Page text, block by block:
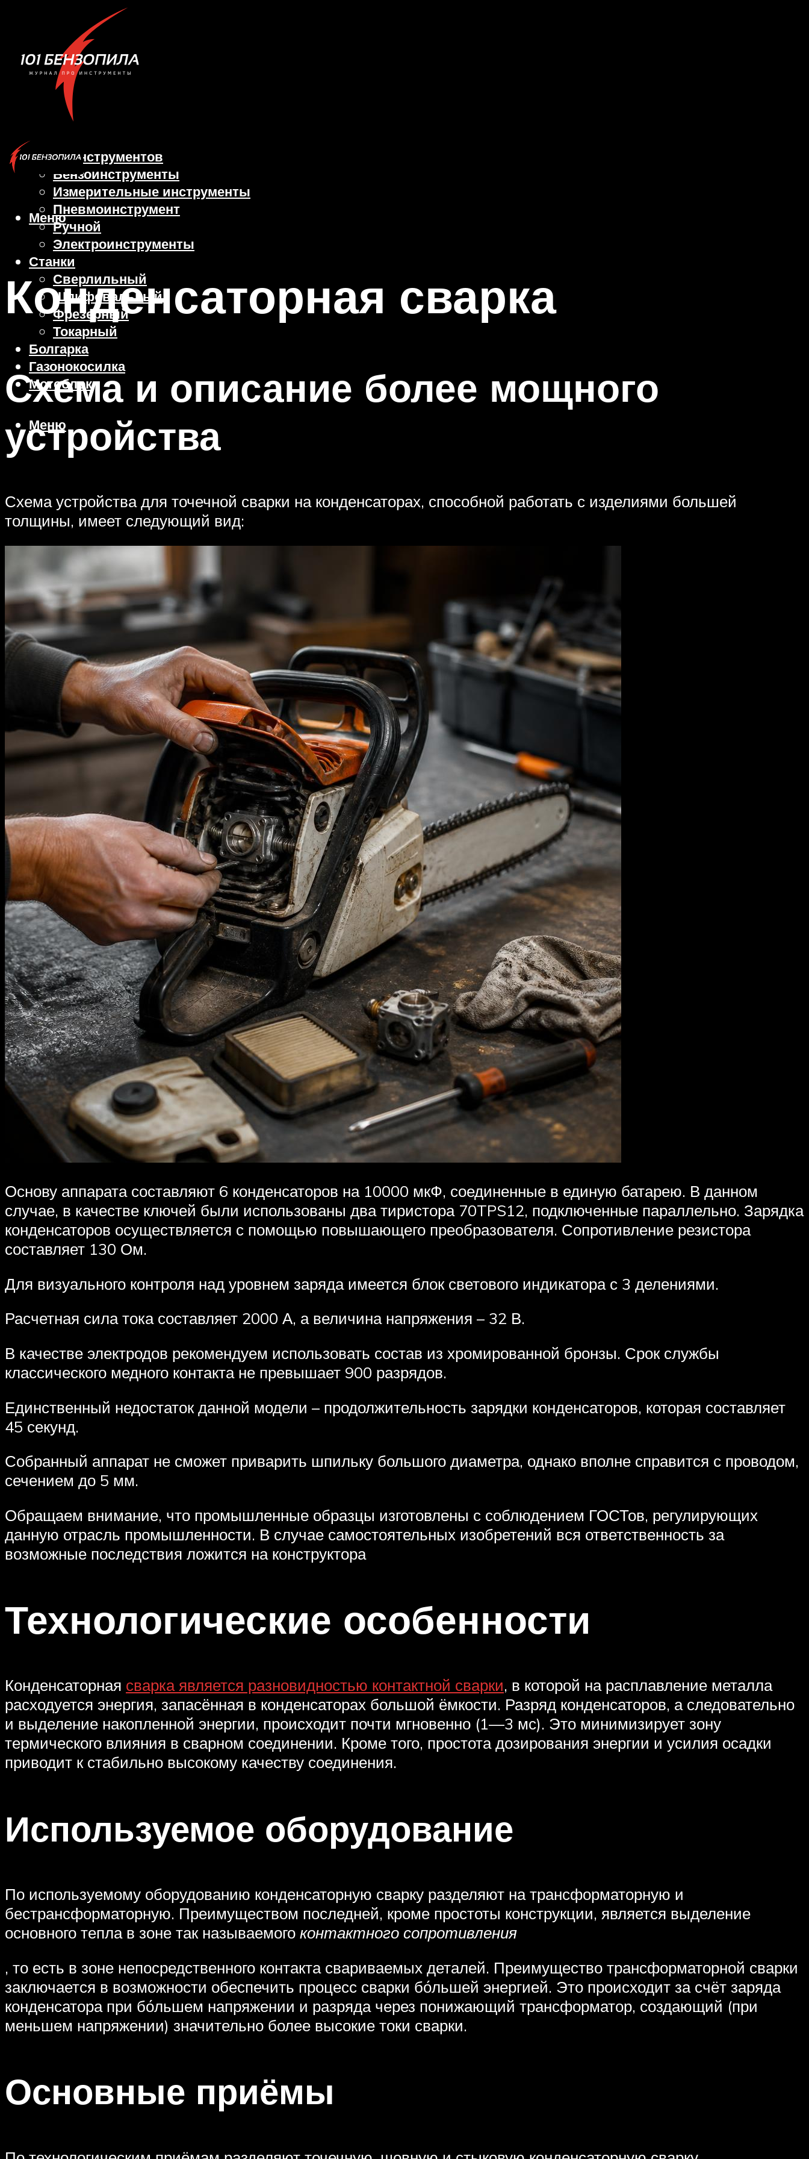
Виды инструментов
Бензоинструменты
Измерительные инструменты
Пневмоинструмент
Ручной
Электроинструменты
Станки
Сверлильный
Шлифовальный
Фрезерный
Токарный
Болгарка
Газонокосилка
Мотоблок
Меню
Меню
Конденсаторная сварка
Схема и описание более мощного
устройства
Схема устройства для точечной сварки на конденсаторах, способной работать с изделиями большей
толщины, имеет следующий вид:
Основу аппарата составляют 6 конденсаторов на 10000 мкФ, соединенные в единую батарею. В данном
случае, в качестве ключей были использованы два тиристора 70TPS12, подключенные параллельно. Зарядка
конденсаторов осуществляется с помощью повышающего преобразователя. Сопротивление резистора
составляет 130 Ом.
Для визуального контроля над уровнем заряда имеется блок светового индикатора с 3 делениями.
Расчетная сила тока составляет 2000 А, а величина напряжения – 32 В.
В качестве электродов рекомендуем использовать состав из хромированной бронзы. Срок службы
классического медного контакта не превышает 900 разрядов.
Единственный недостаток данной модели – продолжительность зарядки конденсаторов, которая составляет
45 секунд.
Собранный аппарат не сможет приварить шпильку большого диаметра, однако вполне справится с проводом,
сечением до 5 мм.
Обращаем внимание, что промышленные образцы изготовлены с соблюдением ГОСТов, регулирующих
данную отрасль промышленности. В случае самостоятельных изобретений вся ответственность за
возможные последствия ложится на конструктора
Технологические особенности
Конденсаторная сварка является разновидностью контактной сварки, в которой на расплавление металла
расходуется энергия, запасённая в конденсаторах большой ёмкости. Разряд конденсаторов, а следовательно
и выделение накопленной энергии, происходит почти мгновенно (1—3 мс). Это минимизирует зону
термического влияния в сварном соединении. Кроме того, простота дозирования энергии и усилия осадки
приводит к стабильно высокому качеству соединения.
Используемое оборудование
По используемому оборудованию конденсаторную сварку разделяют на трансформаторную и
бестрансформаторную. Преимуществом последней, кроме простоты конструкции, является выделение
основного тепла в зоне так называемого контактного сопротивления
, то есть в зоне непосредственного контакта свариваемых деталей. Преимущество трансформаторной сварки
заключается в возможности обеспечить процесс сварки бо́льшей энергией. Это происходит за счёт заряда
конденсатора при бо́льшем напряжении и разряда через понижающий трансформатор, создающий (при
меньшем напряжении) значительно более высокие токи сварки.
Основные приёмы